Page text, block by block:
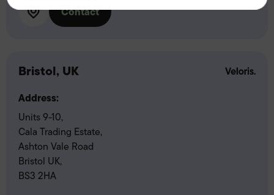
Contact
Bristol, UK
Address:
Units 9-10,
Cala Trading Estate,
Ashton Vale Road
Bristol UK,
BS3 2HA